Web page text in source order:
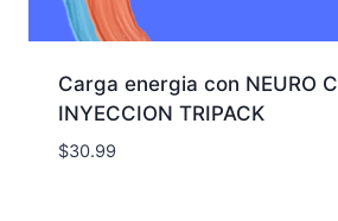
Carga energia con NEURO
INYECCION TRIPACK
$30.99